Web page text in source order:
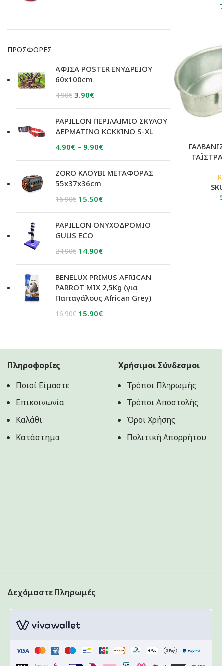
ΠΡΟΣΦΟΡΈΣ
ΑΦΙΣΑ POSTER ΕΝΥΔΡΕΙΟΥ
60x100cm
4.90€ Original
price
was:
4.90€.
3.90€Η
τρέχουσα
τιμή
είναι:
PAPILLON ΠΕΡΙΛΑΙΜΙΟ ΣΚΥΛΟΥ
ΔΕΡΜΑΤΙΝΟ ΚΟΚΚΙΝΟ S-XL
4.90€ – 9.90€Price
range:
4.90€
ZORO ΚΛΟΥΒΙ ΜΕΤΑΦΟΡΑΣ
55x37x36cm
16.90€ Original
price
was:
16.90€.
15.50€Η
τρέχουσα
τιμή
PAPILLON ΟΝΥΧΟΔΡΟΜΙΟ
GUUS ECO
24.90€ Original
price
was:
24.90€.
14.90€Η
τρέχουσα
τιμή
είναι:
14.90€.
BENELUX PRIMUS AFRICAN
PARROT MIX 2,5Kg (για
Παπαγάλους African Grey)
16.90€ Original
16.90€.
15.90€Η
είναι:
15.90€.
Πληροφορίες
Ποιοί Είμαστε
Επικοινωνία
Καλάθι
Κατάστημα
Χρήσιμοι Σύνδεσμοι
Τρόποι Πληρωμής
Τρόποι Αποστολής
Όροι Χρήσης
Πολιτική Aπορρήτου
Δεχόμαστε Πληρωμές